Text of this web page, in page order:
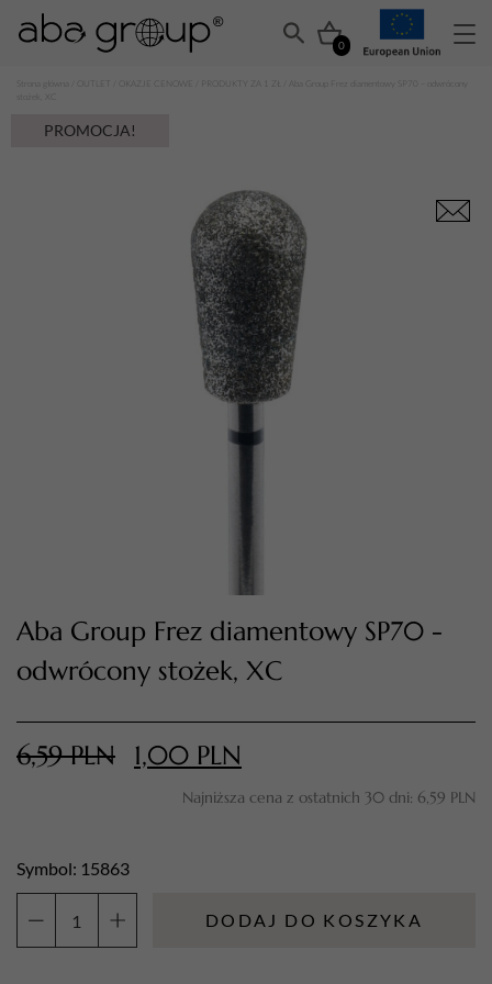
0
TWÓJ KOSZYK (
Suma koszyka (0)
PRZEJDŹ DO KOSZYKA
OKAZJE CENOWE PRODUKTY ZA 1 ZŁ
/ Aba Group Frez diamentowy SP70 – odwrócony
stożek, XC
PROMOCJA!
Aba Group Frez diamentowy SP70 -
odwrócony stożek, XC
6,59PLN 1,00 PLN
Najniższa cena z ostatnich 30 dni: 6,59 PLN
Symbol: 15863
DODAJ DO KOSZYKA